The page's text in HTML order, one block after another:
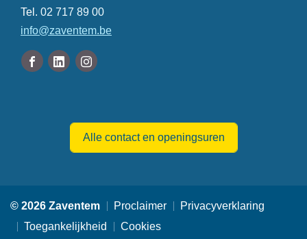
Tel. 02 717 89 00
E-
mail
info@zaventem.be
VolgFacebook
LinkedinInstagram
Alle contact en openingsuren
© 2026 Zaventem Proclaimer
Privacyverklaring
Toegankelijkheid
Cookies